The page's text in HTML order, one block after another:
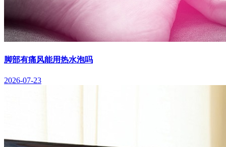
脚部有痛风能用热水泡吗
2026-07-23